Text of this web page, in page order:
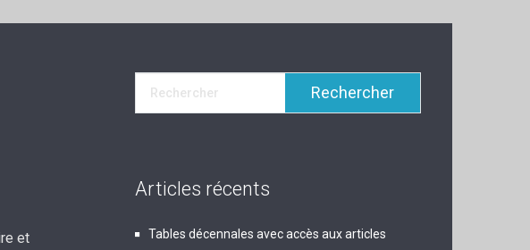
et
Articles récents
Tables décennales avec accès aux articles